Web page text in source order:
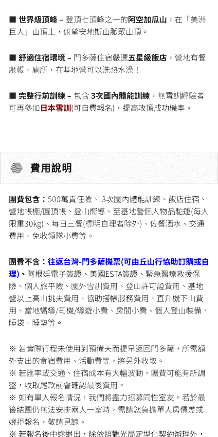
■ 世界級頂峰 – 登頂七頂峰之一的阿空加瓜山 ，在「美洲
巨人」山頂上，俯望安地斯山脈眾山頂。
■ 舒適住宿環境 – 門多薩住宿嚴選五星級飯店 ，營地有餐
廳帳、廁所，在基地營可以洗熱水澡！
■ 完整行前訓練 – 包含 3次國內體能訓練 ，無雪訓經驗者
可再參加日本雪訓(可自費報名)，提高攻頂成功機率。
費用說明
團費包含： 500萬責任險、 3次國內體能訓練、飯店住宿、
營地帳棚/圓頂帳、登山嚮導、至基地營個人物品駝運(每人
限重30kg)、每日三餐(標明自理者除外)、佐餐酒水、交通
費用、免收領隊小費等。
團費不含： 往返台灣-門多薩機票(可由丘山行協助訂購或自
理) 、 阿根廷電子簽證、美國ESTA簽證、 緊急醫療救援保
險、個人旅平險、國外雪訓費用、登山許可證費用、基地
營以上高山挑夫費用、協助搭帳服務費用、直升機下山費
用、當地嚮導/司機/導遊小費、房間小費、個人登山裝備、
睡袋、睡墊等 。
※ 若實際行程未使用到預備天而提早返回門多薩，所需額
外支出的食宿費用、活動費等，將另外收取。
※ 若匯率或交通、住宿成本有大幅波動，團費可能有所調
整，收取尾款前會確認最後費用。
※ 如有單人報名情況，我們將盡力招募同性室友。若於最
後結團仍無法安排兩人一室時，需請您負擔單人房價差或
婉拒報名，敬請見諒。
※ 若報名後中途退出，除依照觀光局定型化契約辦理外，